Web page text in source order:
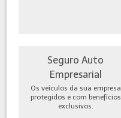
Seguro Auto
Empresarial
Os veículos da sua empresa
protegidos e com benefícios
exclusivos.